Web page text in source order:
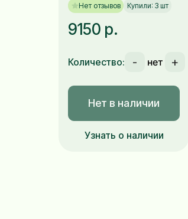
Нет отзывов Купили: 3 шт
9150 р.
Количество: - +
Нет в наличии
Узнать о наличии